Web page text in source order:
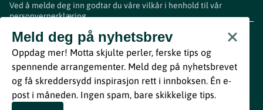
Ved å melde deg inn godtar du våre vilkår i henhold til vår
personvernerklæring.
Meld deg på nyhetsbrev
Oppdag mer! Motta skjulte perler, ferske tips og
spennende arrangementer. Meld deg på nyhetsbrevet
og få skreddersydd inspirasjon rett i innboksen. Én e-
post i måneden. Ingen spam, bare skikkelige tips.
www.visitvestfold.com
Turistinformasjon
Vestfold Fylkeskommune
ByBreakfast